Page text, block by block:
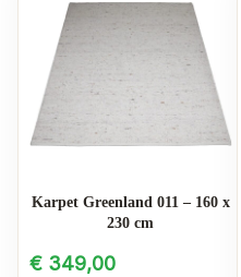
Karpet Greenland 011 – 160 x
230 cm
€ 349,00